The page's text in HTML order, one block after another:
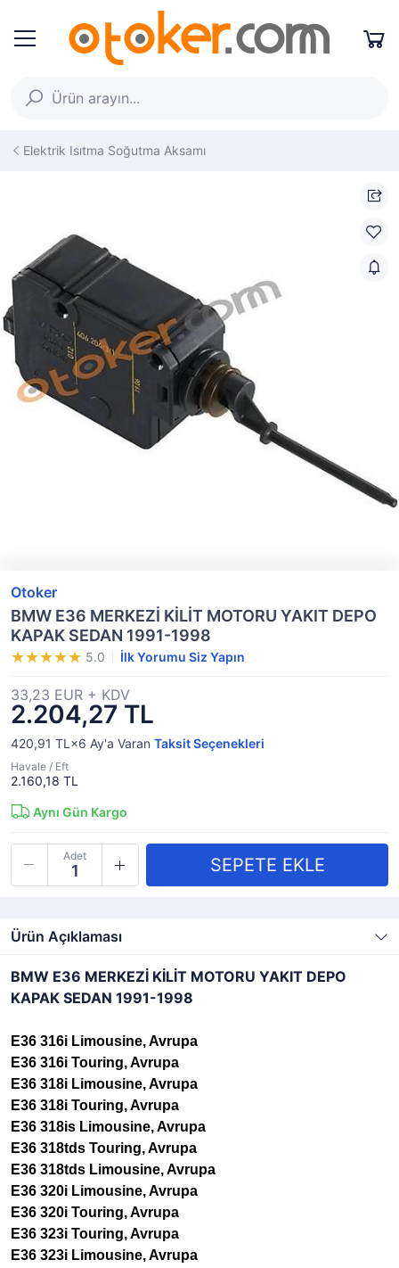
Elektrik Isıtma Soğutma Aksamı
Otoker
BMW E36 MERKEZİ KİLİT MOTORU YAKIT DEPO
KAPAK SEDAN 1991-1998
5.0 İlk Yorumu Siz Yapın
2.204,27 TL
33,23 EUR + KDV
420,91 TL×6 Ay'a Varan Taksit Seçenekleri
Havale / Eft
2.160,18 TL
Aynı Gün Kargo
Adet
Ürün Açıklaması
BMW E36 MERKEZİ KİLİT MOTORU YAKIT DEPO
KAPAK SEDAN 1991-1998
E36 316i Limousine, Avrupa
E36 316i Touring, Avrupa
E36 318i Limousine, Avrupa
E36 318i Touring, Avrupa
E36 318is Limousine, Avrupa
E36 318tds Touring, Avrupa
E36 318tds Limousine, Avrupa
E36 320i Limousine, Avrupa
E36 320i Touring, Avrupa
E36 323i Touring, Avrupa
E36 323i Limousine, Avrupa